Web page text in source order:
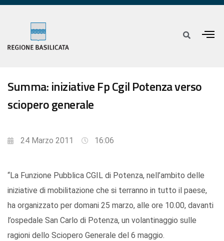
Summa: iniziative Fp Cgil Potenza verso
sciopero generale
24 Marzo 2011 16:06
“La Funzione Pubblica CGIL di Potenza, nell’ambito delle
iniziative di mobilitazione che si terranno in tutto il paese,
ha organizzato per domani 25 marzo, alle ore 10.00, davanti
l’ospedale San Carlo di Potenza, un volantinaggio sulle
ragioni dello Sciopero Generale del 6 maggio.